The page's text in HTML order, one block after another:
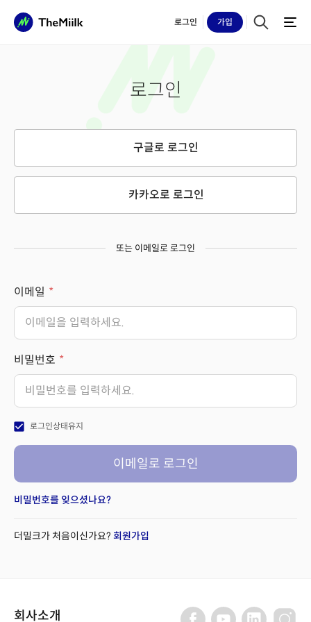
로그인 가입
로그인
구글로 로그인
카카오로 로그인
또는 이메일로 로그인
이메일
비밀번호
check_box 로그인상태유지
이메일로 로그인
비밀번호를 잊으셨나요?
더밀크가 처음이신가요? 회원가입
회사소개